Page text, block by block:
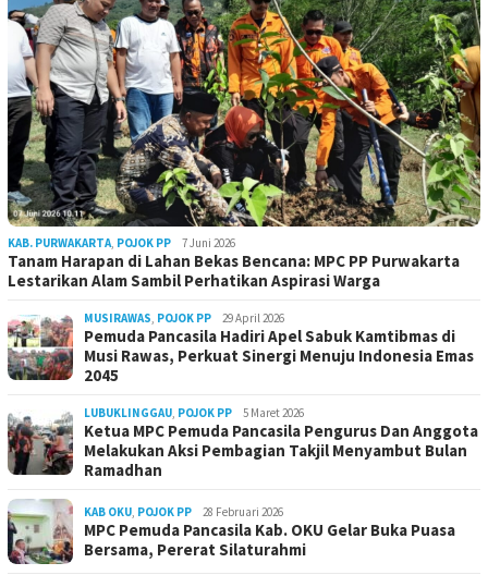
KAB. PURWAKARTA, POJOK PP 7 Juni 2026
Tanam Harapan di Lahan Bekas Bencana: MPC PP Purwakarta
Lestarikan Alam Sambil Perhatikan Aspirasi Warga
MUSIRAWAS, POJOK PP 29 April 2026
Pemuda Pancasila Hadiri Apel Sabuk Kamtibmas di
Musi Rawas, Perkuat Sinergi Menuju Indonesia Emas
2045
LUBUKLINGGAU, POJOK PP 5 Maret 2026
Ketua MPC Pemuda Pancasila Pengurus Dan Anggota
Melakukan Aksi Pembagian Takjil Menyambut Bulan
Ramadhan
KAB OKU, POJOK PP 28 Februari 2026
MPC Pemuda Pancasila Kab. OKU Gelar Buka Puasa
Bersama, Pererat Silaturahmi